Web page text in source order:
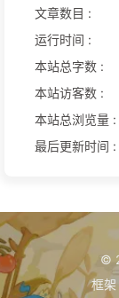
文章数目 :
运行时间 :
本站总字数 :
本站访客数 :
本站总浏览量 :
最后更新时间 :
©
框架